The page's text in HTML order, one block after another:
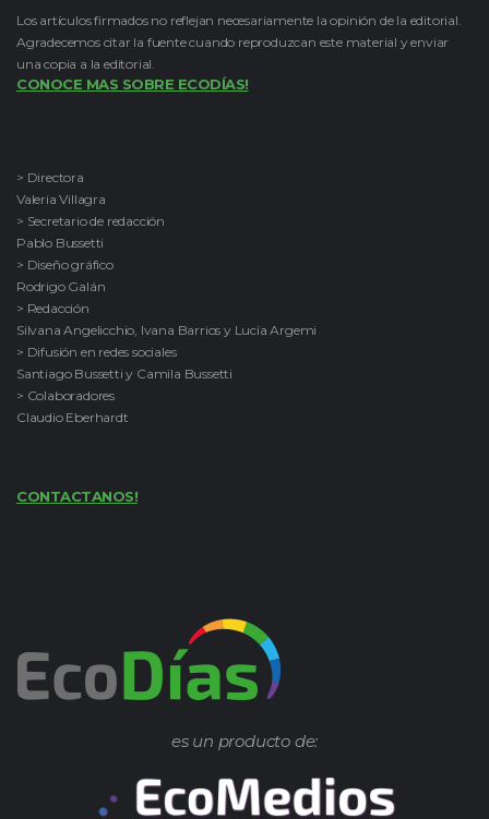
Los artículos firmados no reflejan necesariamente la opinión de la editorial.
Agradecemos citar la fuente cuando reproduzcan este material y enviar
una copia a la editorial.
CONOCE MAS SOBRE ECODÍAS!
> Directora
Valeria Villagra
> Secretario de redacción
Pablo Bussetti
> Diseño gráfico
Rodrigo Galán
> Redacción
Silvana Angelicchio, Ivana Barrios y Lucía Argemi
> Difusión en redes sociales
Santiago Bussetti y Camila Bussetti
> Colaboradores
Claudio Eberhardt
CONTACTANOS!
es un producto de: